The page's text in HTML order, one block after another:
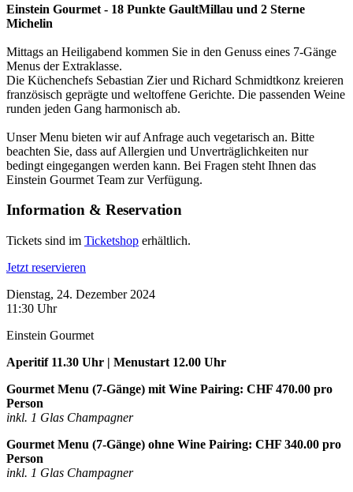
Einstein Gourmet - 18 Punkte GaultMillau und 2 Sterne
Michelin
Mittags an Heiligabend kommen Sie in den Genuss eines 7-Gänge
Menus der Extraklasse.
Die Küchenchefs Sebastian Zier und Richard Schmidtkonz kreieren
französisch geprägte und weltoffene Gerichte. Die passenden Weine
runden jeden Gang harmonisch ab.
Unser Menu bieten wir auf Anfrage auch vegetarisch an. Bitte
beachten Sie, dass auf Allergien und Unverträglichkeiten nur
bedingt eingegangen werden kann. Bei Fragen steht Ihnen das
Einstein Gourmet Team zur Verfügung.
Information & Reservation
Tickets sind im Ticketshop erhältlich.
Jetzt reservieren
Dienstag, 24. Dezember 2024
11:30 Uhr
Einstein Gourmet
Aperitif 11.30 Uhr | Menustart 12.00 Uhr
Gourmet Menu (7-Gänge) mit Wine Pairing: CHF 470.00 pro
Person
inkl. 1 Glas Champagner
Gourmet Menu (7-Gänge) ohne Wine Pairing: CHF 340.00 pro
Person
inkl. 1 Glas Champagner